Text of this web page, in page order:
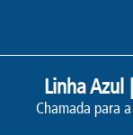
Linha Azul |
Chamada para